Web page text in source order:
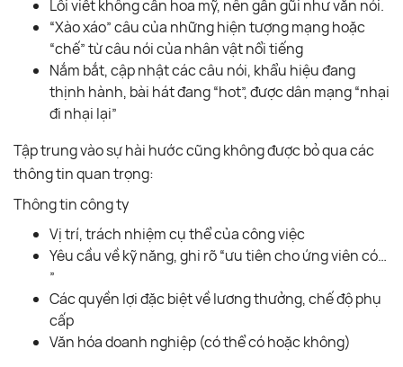
Lối viết không cần hoa mỹ, nên gần gũi như văn nói.
“Xào xáo” câu của những hiện tượng mạng hoặc
“chế” từ câu nói của nhân vật nổi tiếng
Nắm bắt, cập nhật các câu nói, khẩu hiệu đang
thịnh hành, bài hát đang “hot”, được dân mạng “nhại
đi nhại lại”
Tập trung vào sự hài hước cũng không được bỏ qua các
thông tin quan trọng:
Thông tin công ty
Vị trí, trách nhiệm cụ thể của công việc
Yêu cầu về kỹ năng, ghi rõ “ưu tiên cho ứng viên có…
”
Các quyền lợi đặc biệt về lương thưởng, chế độ phụ
cấp
Văn hóa doanh nghiệp (có thể có hoặc không)